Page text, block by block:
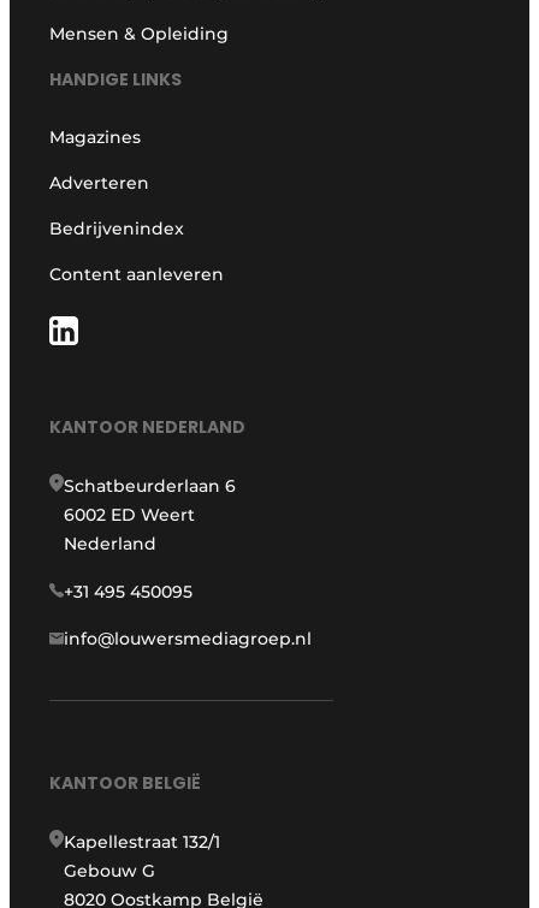
Mensen & Opleiding
HANDIGE LINKS
Magazines
Adverteren
Bedrijvenindex
Content aanleveren
KANTOOR NEDERLAND
Schatbeurderlaan 6
6002 ED Weert
Nederland
+31 495 450095
info@louwersmediagroep.nl
KANTOOR BELGIË
Kapellestraat 132/1
Gebouw G
8020 Oostkamp België